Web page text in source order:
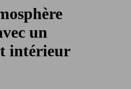
un
intérieur